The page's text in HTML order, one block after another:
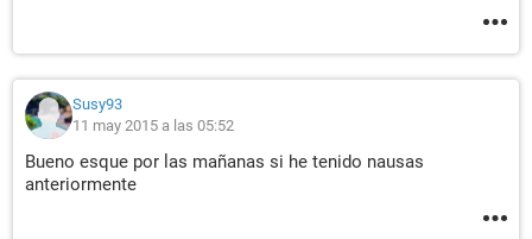
Susy93
11 may 2015 a las 05:52
Bueno esque por las mañanas si he tenido nausas
anteriormente